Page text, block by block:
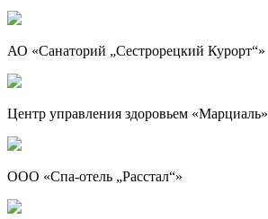
АО «Санаторий „Сестрорецкий Курорт“»
Центр управления здоровьем «Марциаль»
ООО «Спа-отель „Расстал“»